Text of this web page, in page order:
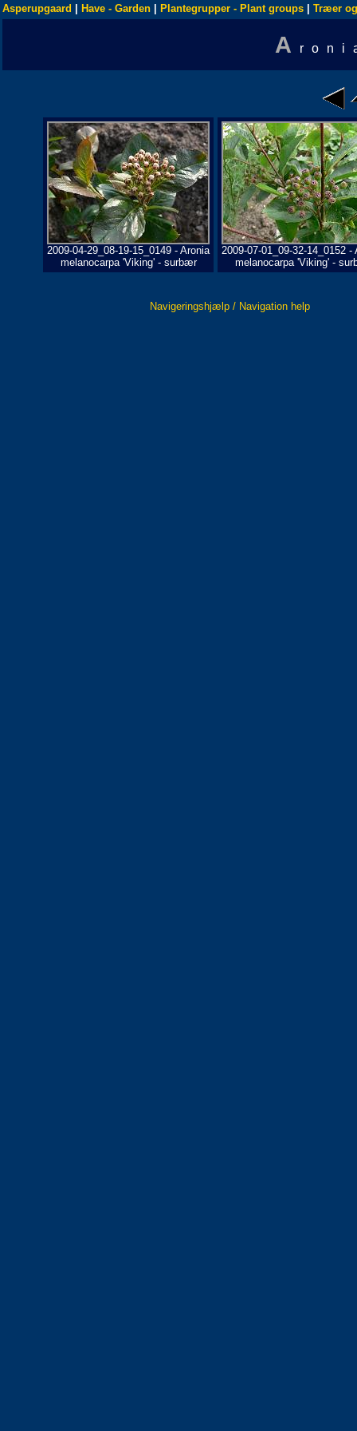
Asperupgaard Have - Garden Plantegrupper - Plant groups Træer
A
2009-04-29_08-19-15_0149 - Aronia
melanocarpa 'Viking' - surbær
2009-07-01_09-32-14_0152 -
melanocarpa 'Viking' -
Navigeringshjælp / Navigation help